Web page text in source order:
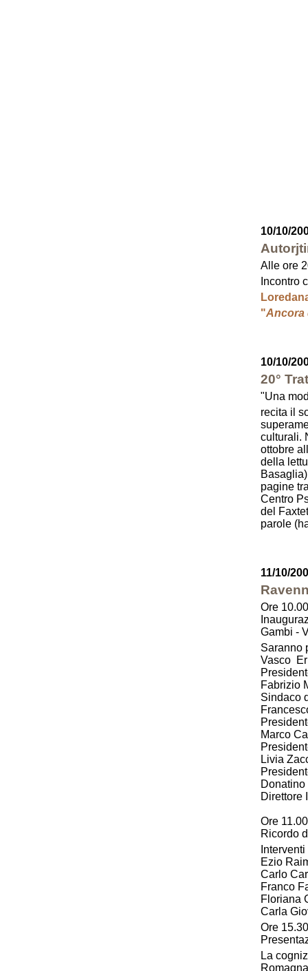
10/10/
Alle ore
Incontro
"Ancora
10/10/
20°
"Una
recita il
culturali.
ottobre
della
pagine
Centro
del
parole
11/10/
Ore 10.00
Gambi -
Saranno
Vasco
Fabrizio
Sindaco
Marco
Livia
Direttore
Ore 11.00
Ricordo
Ezio
Carlo
Franco
Floriana
Carla
Ore 15.30
La